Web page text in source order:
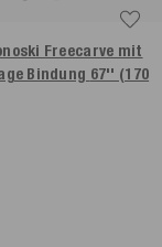
Freecarve mit
Bindung 67'' (170